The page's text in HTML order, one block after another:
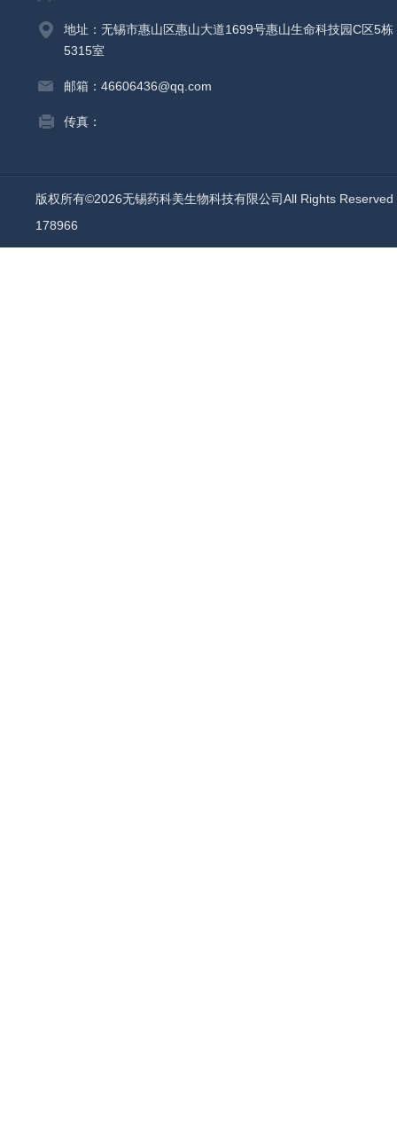
地址：无锡市惠山区惠山大道1699号惠山生命科技园C区5栋
5315室
邮箱：46606436@qq.com
传真：
版权所有©2026无锡药科美生物科技有限公司All Rights
178966